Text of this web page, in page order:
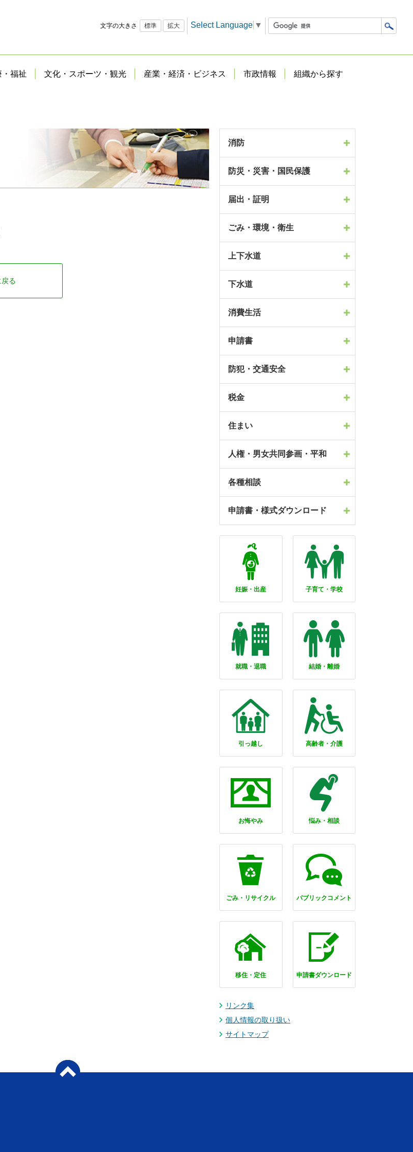
文字の大きさ 標準 拡大 Select Language ▼
福祉 文化・スポーツ・観光 産業・経済・ビジネス 市政情報 組織から探す
る
消防
防災・災害・国民保護
届出・証明
ごみ・環境・衛生
上下水道
下水道
消費生活
申請書
防犯・交通安全
税金
住まい
人権・男女共同参画・平和
各種相談
申請書・様式ダウンロード
妊娠・出産 子育て・学校
就職・退職 結婚・離婚
引っ越し 高齢者・介護
お悔やみ 悩み・相談
ごみ・リサイクル パブリックコメント
移住・定住 申請書ダウンロード
リンク集
個人情報の取り扱い
サイトマップ